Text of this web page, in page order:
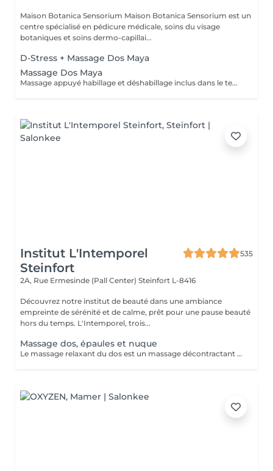
Maison Botanica Sensorium Maison Botanica Sensorium est un
centre spécialisé en pédicure médicale, soins du visage
botaniques et soins dermo-capillai...
D-Stress + Massage Dos Maya
Massage Dos Maya
Massage appuyé habillage et déshabillage inclus dans le temps de prestation
Institut L'Intemporel
Steinfort
535
2A, Rue Ermesinde (Pall Center) Steinfort L-8416
Découvrez notre institut de beauté dans une ambiance
empreinte de sérénité et de calme, prêt pour une pause beauté
hors du temps. L'Intemporel, trois...
Massage dos, épaules et nuque
Le massage relaxant du dos est un massage décontractant englobant le dos, les cervicales et la nuque. Les muscles du dos, particulièrement sollicités pour tenir le corps droit, sont décontractés en profondeur lors de ce massage.